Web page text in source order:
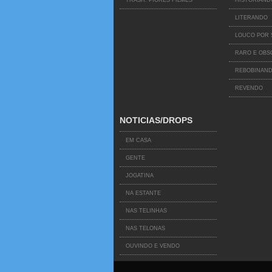
LITERANDO
LOUCO POR
RARO E
REVENDO
NOTICIAS/DROPS
EM CASA
GENTE
JOGATINA
NA ESTANTE
NAS TELINHAS
NAS TELONAS
OUVINDO E VENDO